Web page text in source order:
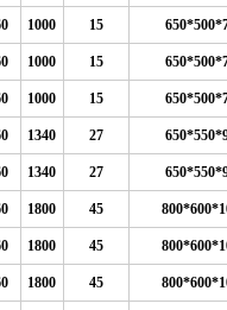
1000 15
1000 15
1000 15
1340 27
1340 27
1800 45
1800 45
1800 45